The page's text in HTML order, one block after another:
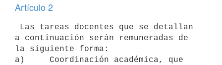
Artículo 2
a continuación serán remuneradas de
la siguiente forma:
a)     Coordinación académica, que